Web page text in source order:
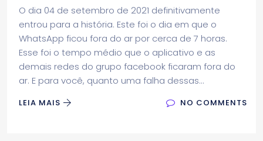
O dia 04 de setembro de 2021 definitivamente
entrou para a história. Este foi o dia em que o
WhatsApp ficou fora do ar por cerca de 7 horas.
Esse foi o tempo médio que o aplicativo e as
demais redes do grupo facebook ficaram fora do
ar. E para você, quanto uma falha dessas...
LEIA MAIS NO COMMENTS